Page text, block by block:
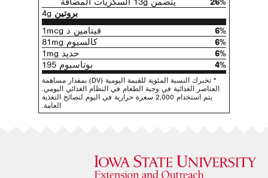
بروتين
فيتامين د 1mcg
6%
كالسيوم 81mg
6%
حديد 1mg
6%
بوتاسيوم 195
4%
* تخبرك النسبة المئوية للقيمة اليومية (DV) بمقدار مساهمة
العناصر الغذائية في وجبة الطعام في النظام الغذائي اليومي.
يتم استخدام 2,000 سعرة حرارية في اليوم لنصائح التغذية
العامة.